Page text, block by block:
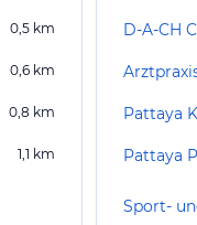
0,5 km
0,6 km
0,8 km
1,1 km
D-A-CH
Pattaya
Pattaya
Sport-